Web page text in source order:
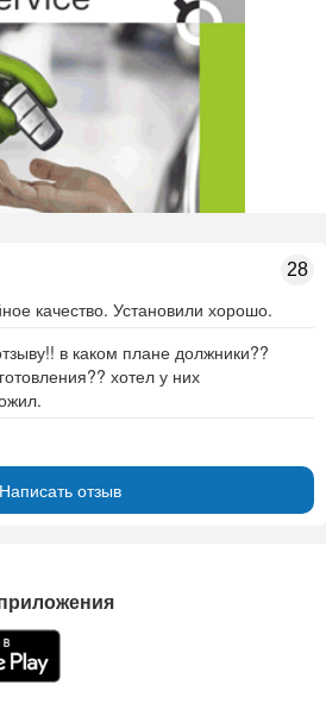
28
качество. Установили хорошо.
в каком плане должники??
хотел у них
Написать отзыв